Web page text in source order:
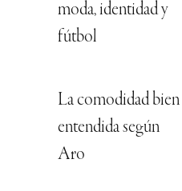
moda, identidad y
fútbol
La comodidad bien
entendida según
Aro